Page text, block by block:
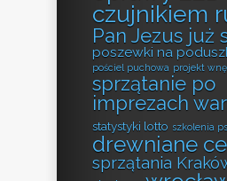
czujnikiem
Pan Jezus już
poszewki na
pościel puchowa projekt
sprzątanie po
imprezach
statystyki lotto szkolenia
drewniane
sprzątania